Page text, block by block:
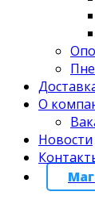
О
Новости